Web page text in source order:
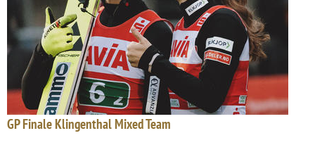
GP Finale Klingenthal Mixed Team